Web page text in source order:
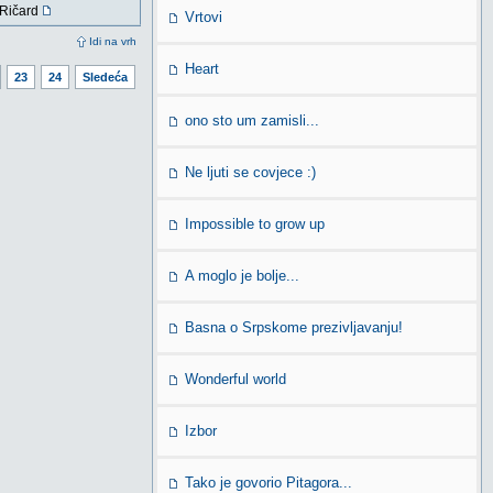
Idi na vrh
Ričard
23 24 Sledeća
Vrtovi
Heart
ono sto um zamisli...
Ne ljuti se covjece :)
Impossible to grow up
A moglo je bolje...
Basna o Srpskome prezivljavanju!
Wonderful world
Izbor
Tako je govorio Pitagora...